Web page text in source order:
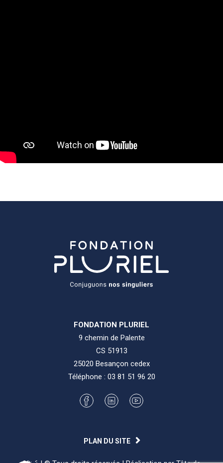
FONDATION PLURIEL
9 chemin de Palente
CS 51913
25020 Besançon cedex
Téléphone : 03 81 51 96 20